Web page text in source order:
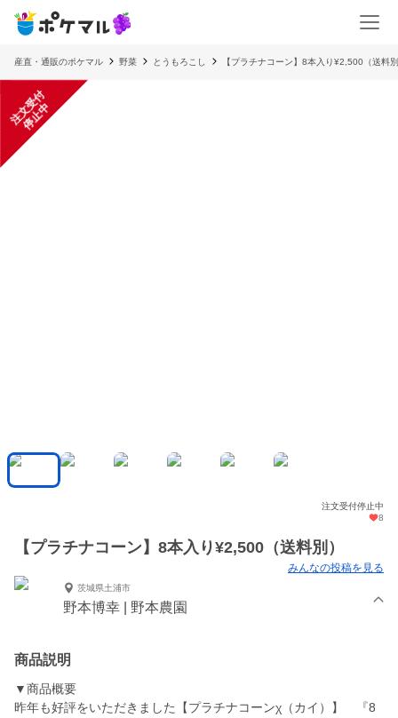
産直・通販のポケマル 野菜 とうもろこし 【プラチナコーン】8本入り¥2,500（送料
注
文
受
付
停
止
中
注文受付停止中
8
【プラチナコーン】8本入り¥2,500（送料別）
みんなの投稿を見る
茨城県土浦市
野本博幸 | 野本農園
商品説明
▼商品概要
昨年も好評をいただきました【プラチナコーンχ（カイ）】 『8